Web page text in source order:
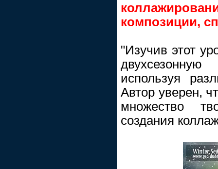
композиции,
"Изучив этот
используя
Автор уверен,
множество
создания